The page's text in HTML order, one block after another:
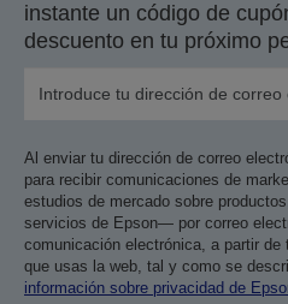
instante un código de
descuento en tu próximo
Al enviar tu dirección de correo
para recibir comunicaciones de
estudios de mercado sobre
servicios de Epson— por correo
comunicación electrónica, a partir
que usas la web, tal y como se
información sobre privacidad de